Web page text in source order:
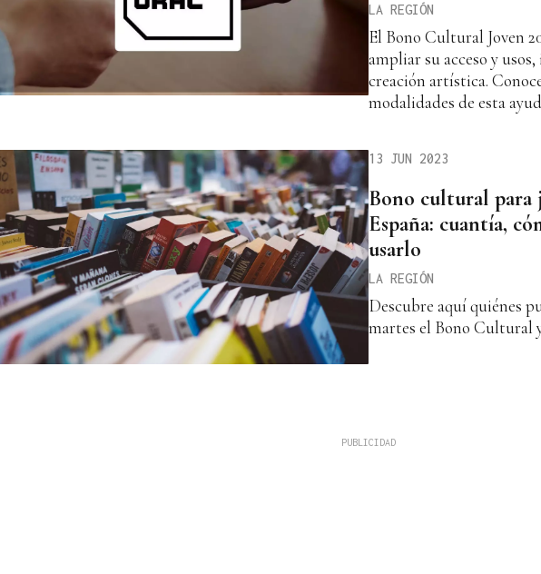
LA REGIÓN
El Bono Cultural Joven
ampliar su acceso y
creación artística.
modalidades de esta
13 JUN 2023
Bono cultural para
España: cuantía,
usarlo
LA REGIÓN
Descubre aquí quiénes
martes el Bono Cultural